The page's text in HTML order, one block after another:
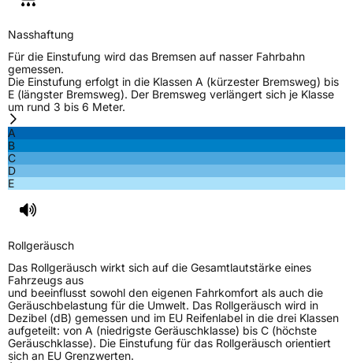
Nasshaftung
Für die Einstufung wird das Bremsen auf nasser Fahrbahn
gemessen.
Die Einstufung erfolgt in die Klassen A (kürzester Bremsweg) bis
E (längster Bremsweg). Der Bremsweg verlängert sich je Klasse
um rund 3 bis 6 Meter.
A
B
C
D
E
Rollgeräusch
Das Rollgeräusch wirkt sich auf die Gesamtlautstärke eines
Fahrzeugs aus
und beeinflusst sowohl den eigenen Fahrkomfort als auch die
Geräuschbelastung für die Umwelt. Das Rollgeräusch wird in
Dezibel (dB) gemessen und im EU Reifenlabel in die drei Klassen
aufgeteilt: von A (niedrigste Geräuschklasse) bis C (höchste
Geräuschklasse). Die Einstufung für das Rollgeräusch orientiert
sich an EU Grenzwerten.